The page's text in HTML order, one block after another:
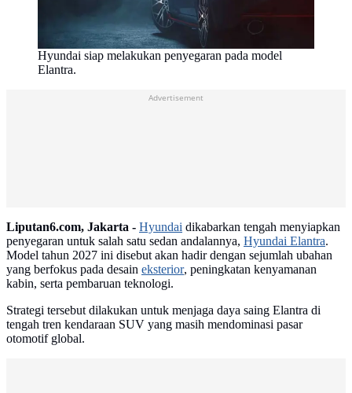
Hyundai siap melakukan penyegaran pada model
Elantra.
Advertisement
Liputan6.com, Jakarta - Hyundai dikabarkan tengah menyiapkan
penyegaran untuk salah satu sedan andalannya, Hyundai Elantra.
Model tahun 2027 ini disebut akan hadir dengan sejumlah ubahan
yang berfokus pada desain eksterior, peningkatan kenyamanan
kabin, serta pembaruan teknologi.
Strategi tersebut dilakukan untuk menjaga daya saing Elantra di
tengah tren kendaraan SUV yang masih mendominasi pasar
otomotif global.